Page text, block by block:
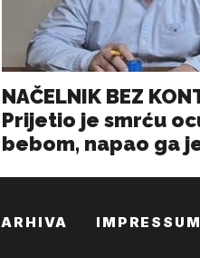
ARHIVA IMPRESSUM